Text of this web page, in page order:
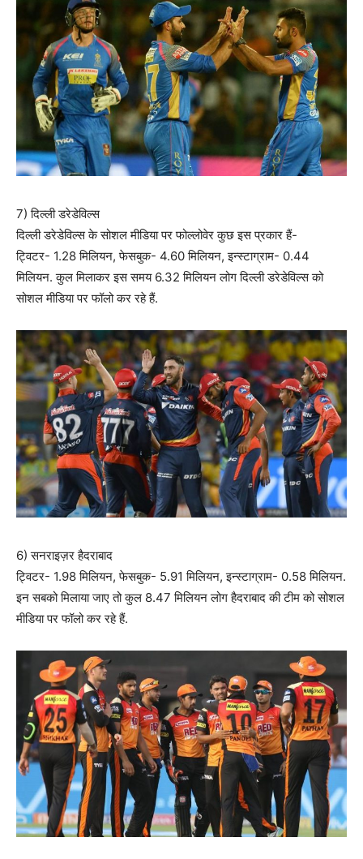
7) दिल्ली डरेडेविल्स
दिल्ली डरेडेविल्स के सोशल मीडिया पर फोल्लोवेर कुछ इस प्रकार हैं-
ट्विटर- 1.28 मिलियन, फेसबुक- 4.60 मिलियन, इन्स्टाग्राम- 0.44
मिलियन. कुल मिलाकर इस समय 6.32 मिलियन लोग दिल्ली डरेडेविल्स को
सोशल मीडिया पर फॉलो कर रहे हैं.
6) सनराइज़र हैदराबाद
ट्विटर- 1.98 मिलियन, फेसबुक- 5.91 मिलियन, इन्स्टाग्राम- 0.58 मिलियन.
इन सबको मिलाया जाए तो कुल 8.47 मिलियन लोग हैदराबाद की टीम को सोशल
मीडिया पर फॉलो कर रहे हैं.